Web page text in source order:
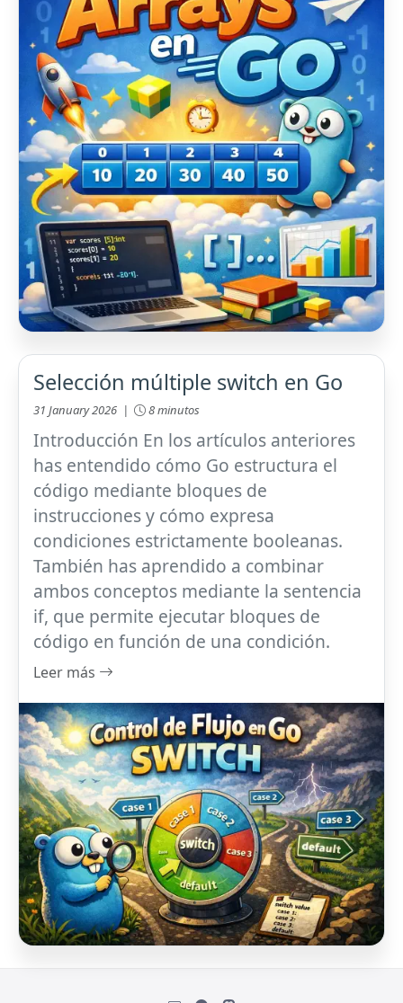
Selección múltiple switch en Go
31 January 2026 | 8 minutos
Introducción En los artículos anteriores
has entendido cómo Go estructura el
código mediante bloques de
instrucciones y cómo expresa
condiciones estrictamente booleanas.
También has aprendido a combinar
ambos conceptos mediante la sentencia
if, que permite ejecutar bloques de
código en función de una condición.
Leer más